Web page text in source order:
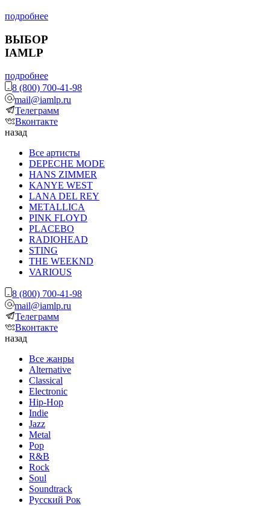
подробнее
ВЫБОР
IAMLP
подробнее
8 (800) 700-41-98
mail@iamlp.ru
Телеграмм
Вконтакте
назад
Все артисты
DEPECHE MODE
HANS ZIMMER
KANYE WEST
LANA DEL REY
METALLICA
PINK FLOYD
PLACEBO
RADIOHEAD
STING
THE WEEKND
VARIOUS
8 (800) 700-41-98
mail@iamlp.ru
Телеграмм
Вконтакте
назад
Все жанры
Alternative
Classical
Electronic
Hip-Hop
Indie
Jazz
Metal
Pop
R&B
Rock
Soul
Soundtrack
Русский Рок